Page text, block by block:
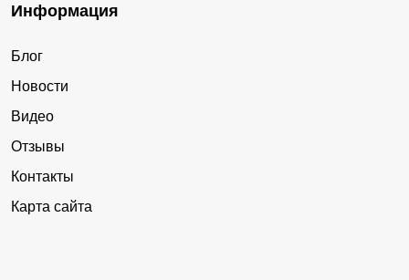
Информация
Блог
Новости
Видео
Отзывы
Контакты
Карта сайта